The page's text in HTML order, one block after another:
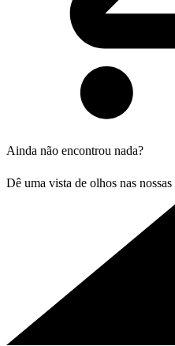
Ainda não encontrou nada?
Dê uma vista de olhos nas nossas